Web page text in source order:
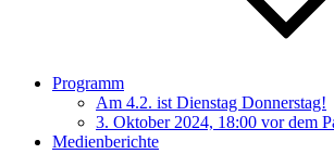
Programm
Am 4.2. ist Dienstag Donnerstag!
3. Oktober 2024, 18:00 vor dem
Medienberichte